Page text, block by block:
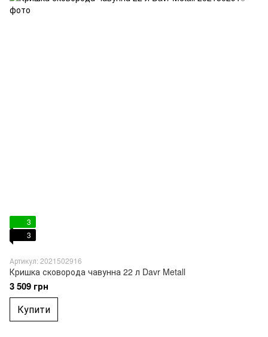
3
3
Артикул: 2021502916
Кришка сковорода чавунна 22 л Davr Metall
3 509 грн
Купити